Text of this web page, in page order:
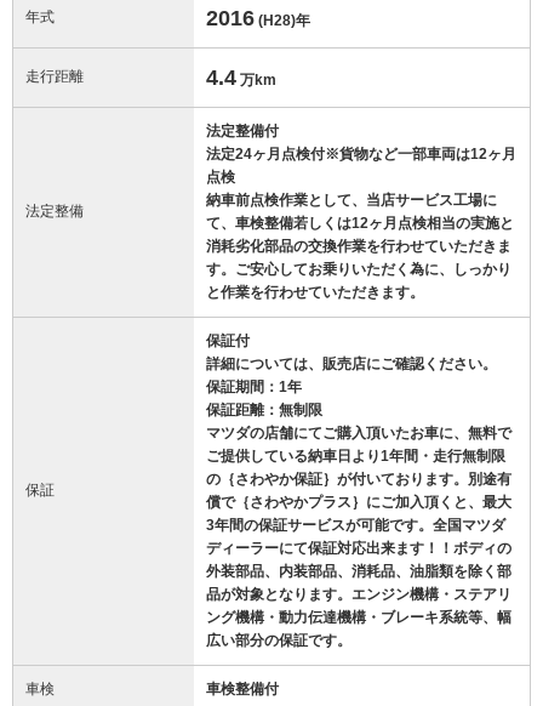
年式 2016 (H28)年
走行距離 4.4 万km
法定整備
法定整備付
法定24ヶ月点検付※貨物など一部車両は12ヶ月
点検
納車前点検作業として、当店サービス工場に
て、車検整備若しくは12ヶ月点検相当の実施と
消耗劣化部品の交換作業を行わせていただきま
す。ご安心してお乗りいただく為に、しっかり
と作業を行わせていただきます。
保証
保証付
詳細については、販売店にご確認ください。
保証期間：1年
保証距離：無制限
マツダの店舗にてご購入頂いたお車に、無料で
ご提供している納車日より1年間・走行無制限
の｛さわやか保証｝が付いております。別途有
償で｛さわやかプラス｝にご加入頂くと、最大
3年間の保証サービスが可能です。全国マツダ
ディーラーにて保証対応出来ます！！ボディの
外装部品、内装部品、消耗品、油脂類を除く部
品が対象となります。エンジン機構・ステアリ
ング機構・動力伝達機構・ブレーキ系統等、幅
広い部分の保証です。
車検 車検整備付